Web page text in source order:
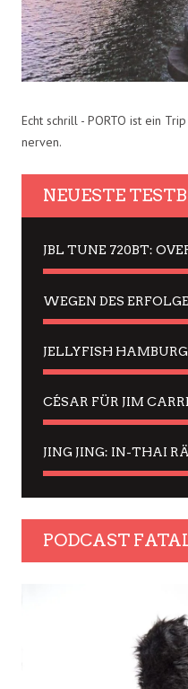
Echt schrill - PORTO ist ein
nerven.
NEUESTE
PODCAST